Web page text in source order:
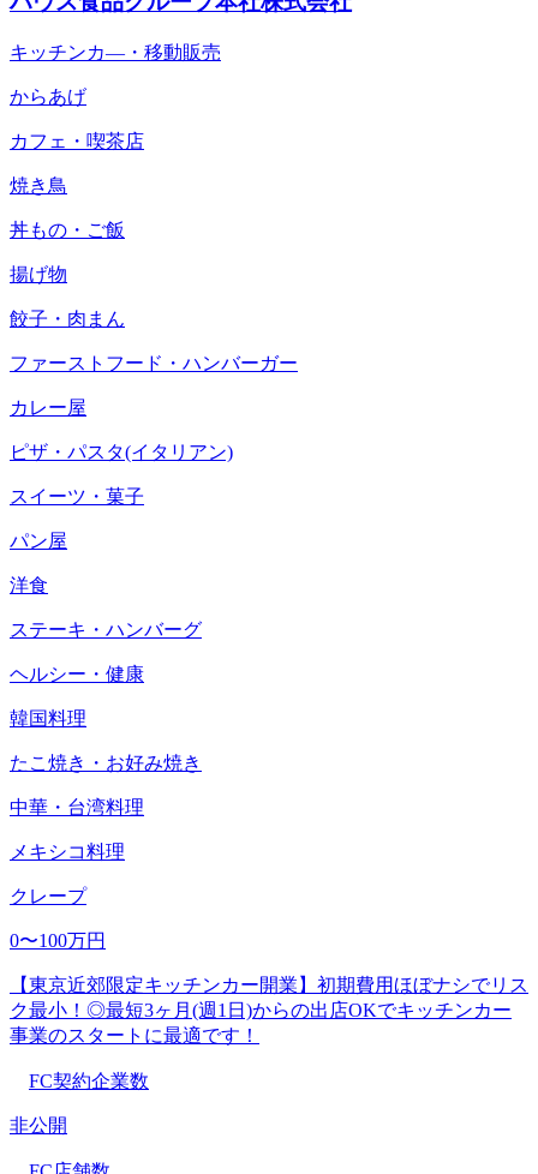
キッチンカ―・移動販売
からあげ
カフェ・喫茶店
焼き鳥
丼もの・ご飯
揚げ物
餃子・肉まん
ファーストフード・ハンバーガー
カレー屋
ピザ・パスタ(イタリアン)
スイーツ・菓子
パン屋
洋食
ステーキ・ハンバーグ
ヘルシー・健康
韓国料理
たこ焼き・お好み焼き
中華・台湾料理
メキシコ料理
クレープ
0〜100万円
【東京近郊限定キッチンカー開業】初期費用ほぼナシでリス
ク最小！◎最短3ヶ月(週1日)からの出店OKでキッチンカー
事業のスタートに最適です！
FC契約企業数
非公開